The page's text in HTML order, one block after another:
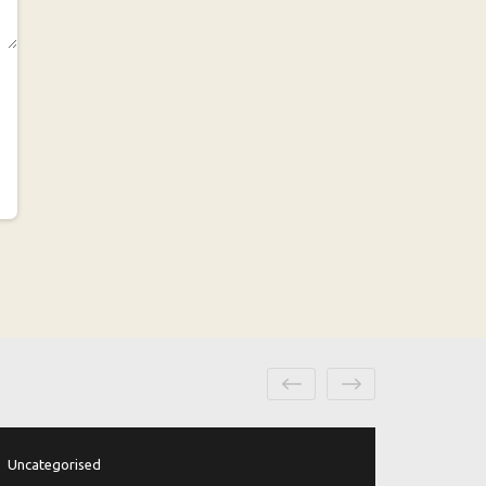
Uncategorised